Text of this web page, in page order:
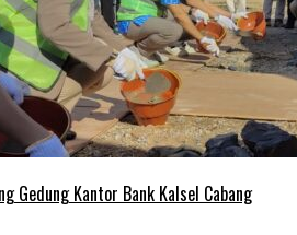
Gedung Kantor Bank Kalsel Cabang